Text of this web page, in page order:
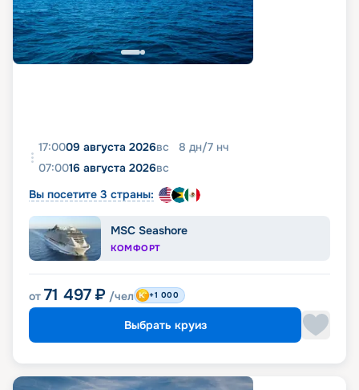
17:0009 августа 2026вс 8 дн/7 нч
07:0016 августа 2026вс
Вы посетите 3 страны:
MSC Seashore
КОМФОРТ
от 71 497 ₽ /чел +1 000
Выбрать круиз